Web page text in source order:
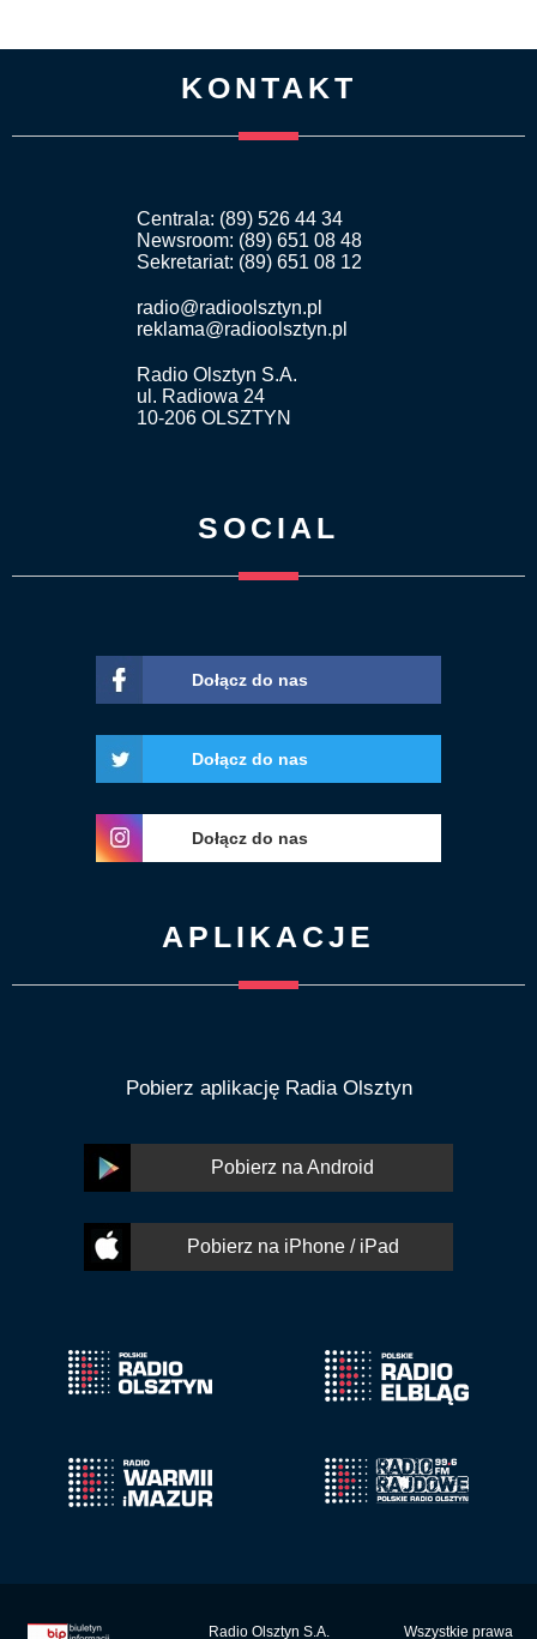
KONTAKT
Centrala: (89) 526 44 34
Newsroom: (89) 651 08 48
Sekretariat: (89) 651 08 12
radio@radioolsztyn.pl
reklama@radioolsztyn.pl
Radio Olsztyn S.A.
ul. Radiowa 24
10-206 OLSZTYN
SOCIAL
Dołącz do nas
Dołącz do nas
Dołącz do nas
APLIKACJE
Pobierz aplikację Radia Olsztyn
Pobierz na Android
Pobierz na iPhone / iPad
Radio Olsztyn S.A. Wszystkie prawa